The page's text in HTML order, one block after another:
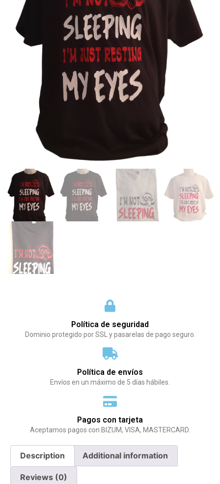
Política de seguridad
Dominio protegido por SSL y pasarelas de pago seguro.
Política de envíos
Envíos en un máximo de 5 días hábiles.
Pagos con tarjeta
Aceptamos pagos con BIZUM, VISA, MASTERCARD.
Description Additional information
Reviews (0)